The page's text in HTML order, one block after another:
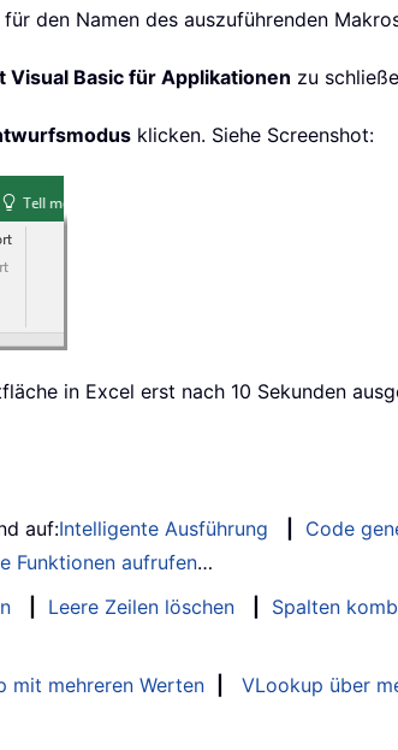
für den Namen des auszuführenden
Visual Basic für Applikationen zu
klicken. Siehe Screenshot:
in Excel erst nach 10 Sekunden
auf:Intelligente Ausführung Code
Funktionen aufrufen…
Leere Zeilen löschen Spalten
mit mehreren Werten VLookup über